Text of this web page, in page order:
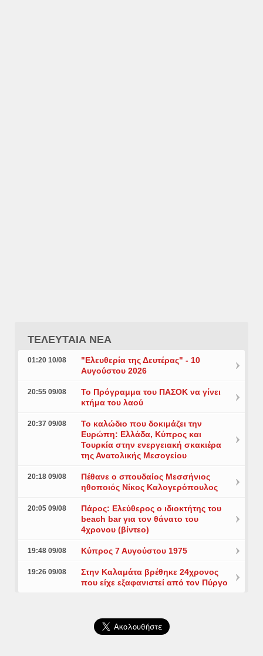
ΤΕΛΕΥΤΑΙΑ ΝΕΑ
01:20 10/08
"Ελευθερία της Δευτέρας" - 10
Αυγούστου 2026
20:55 09/08
Το Πρόγραμμα του ΠΑΣΟΚ να γίνει
κτήμα του λαού
20:37 09/08
Το καλώδιο που δοκιμάζει την
Ευρώπη: Ελλάδα, Κύπρος και
Τουρκία στην ενεργειακή σκακιέρα
της Ανατολικής Μεσογείου
20:18 09/08
Πέθανε ο σπουδαίος Μεσσήνιος
ηθοποιός Νίκος Καλογερόπουλος
20:05 09/08
Πάρος: Ελεύθερος ο ιδιοκτήτης του
beach bar για τον θάνατο του
4χρονου (βίντεο)
19:48 09/08 Κύπρος 7 Αυγούστου 1975
19:26 09/08
Στην Καλαμάτα βρέθηκε 24χρονος
που είχε εξαφανιστεί από τον Πύργο